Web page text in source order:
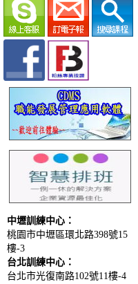
中壢訓練中心：
桃園市中壢區環北路398號15
樓-3
台北訓練中心：
台北市光復南路102號11樓-4